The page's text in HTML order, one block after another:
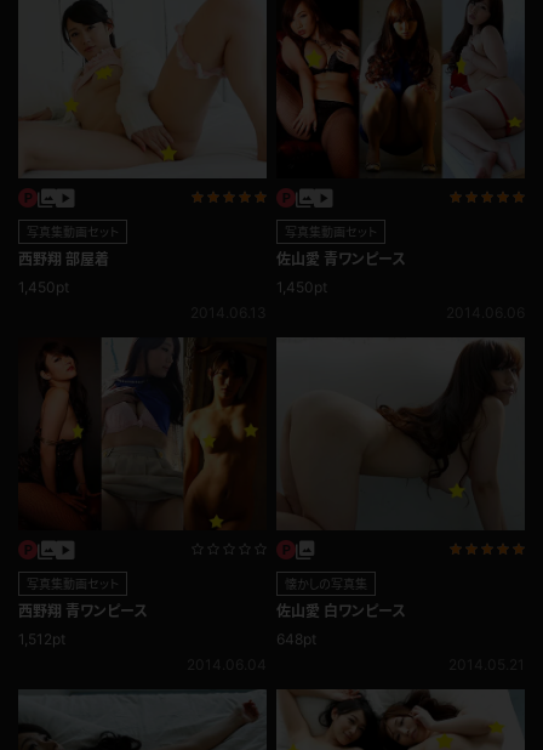
写真集動画セット
西野翔 部屋着
1,450pt
写真集動画セット
佐山愛 青ワンピース
1,450pt
写真集動画セット
西野翔 青ワンピース
1,512pt
懐かしの写真集
佐山愛 白ワンピース
648pt